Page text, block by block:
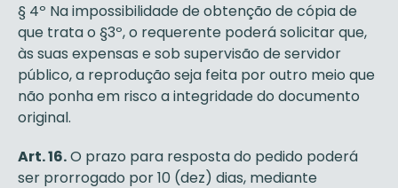
§ 4º Na impossibilidade de obtenção de cópia de
que trata o §3º, o requerente poderá solicitar que,
às suas expensas e sob supervisão de servidor
público, a reprodução seja feita por outro meio que
não ponha em risco a integridade do documento
original.
Art. 16.O prazo para resposta do pedido poderá
ser prorrogado por 10 (dez) dias, mediante